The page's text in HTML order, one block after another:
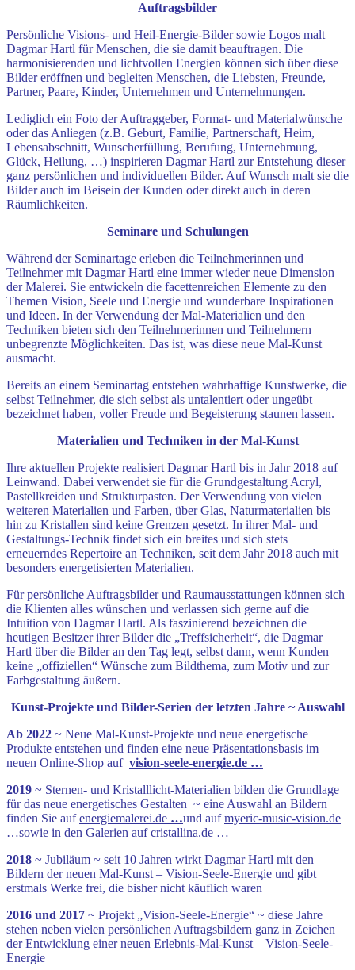
Auftragsbilder
Persönliche Visions- und Heil-Energie-Bilder sowie Logos malt
Dagmar Hartl für Menschen, die sie damit beauftragen. Die
harmonisierenden und lichtvollen Energien können sich über diese
Bilder eröffnen und begleiten Menschen, die Liebsten, Freunde,
Partner, Paare, Kinder, Unternehmen und Unternehmungen.
Lediglich ein Foto der Auftraggeber, Format- und Materialwünsche
oder das Anliegen (z.B. Geburt, Familie, Partnerschaft, Heim,
Lebensabschnitt, Wunscherfüllung, Berufung, Unternehmung,
Glück, Heilung, …) inspirieren Dagmar Hartl zur Entstehung dieser
ganz persönlichen und individuellen Bilder. Auf Wunsch malt sie die
Bilder auch im Beisein der Kunden oder direkt auch in deren
Räumlichkeiten.
Seminare und Schulungen
Während der Seminartage erleben die Teilnehmerinnen und
Teilnehmer mit Dagmar Hartl eine immer wieder neue Dimension
der Malerei. Sie entwickeln die facettenreichen Elemente zu den
Themen Vision, Seele und Energie und wunderbare Inspirationen
und Ideen. In der Verwendung der Mal-Materialien und den
Techniken bieten sich den Teilnehmerinnen und Teilnehmern
unbegrenzte Möglichkeiten. Das ist, was diese neue Mal-Kunst
ausmacht.
Bereits an einem Seminartag entstehen wahrhaftige Kunstwerke, die
selbst Teilnehmer, die sich selbst als untalentiert oder ungeübt
bezeichnet haben, voller Freude und Begeisterung staunen lassen.
Materialien und Techniken in der Mal-Kunst
Ihre aktuellen Projekte realisiert Dagmar Hartl bis in Jahr 2018 auf
Leinwand. Dabei verwendet sie für die Grundgestaltung Acryl,
Pastellkreiden und Strukturpasten. Der Verwendung von vielen
weiteren Materialien und Farben, über Glas, Naturmaterialien bis
hin zu Kristallen sind keine Grenzen gesetzt. In ihrer Mal- und
Gestaltungs-Technik findet sich ein breites und sich stets
erneuerndes Repertoire an Techniken, seit dem Jahr 2018 auch mit
besonders energetisierten Materialien.
Für persönliche Auftragsbilder und Raumausstattungen können sich
die Klienten alles wünschen und verlassen sich gerne auf die
Intuition von Dagmar Hartl. Als faszinierend bezeichnen die
heutigen Besitzer ihrer Bilder die „Treffsicherheit“, die Dagmar
Hartl über die Bilder an den Tag legt, selbst dann, wenn Kunden
keine „offiziellen“ Wünsche zum Bildthema, zum Motiv und zur
Farbgestaltung äußern.
Kunst-Projekte und Bilder-Serien der letzten Jahre ~ Auswahl
Ab 2022 ~ Neue Mal-Kunst-Projekte und neue energetische
Produkte entstehen und finden eine neue Präsentationsbasis im
neuen Online-Shop auf vision-seele-energie.de …
2019 ~ Sternen- und Kristalllicht-Materialien bilden die Grundlage
für das neue energetisches Gestalten ~ eine Auswahl an Bildern
finden Sie aufenergiemalerei.de …und aufmyeric-music-vision.de
…sowie in den Galerien aufcristallina.de …
2018 ~ Jubiläum ~ seit 10 Jahren wirkt Dagmar Hartl mit den
Bildern der neuen Mal-Kunst – Vision-Seele-Energie und gibt
erstmals Werke frei, die bisher nicht käuflich waren
2016 und 2017 ~ Projekt „Vision-Seele-Energie“ ~ diese Jahre
stehen neben vielen persönlichen Auftragsbildern ganz in Zeichen
der Entwicklung einer neuen Erlebnis-Mal-Kunst – Vision-Seele-
Energie